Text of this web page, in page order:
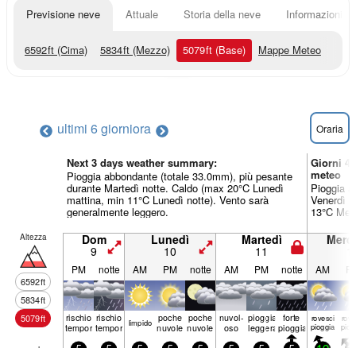
Previsione neve Attuale Storia della neve Informazioni
6592ft (Cima) 5834ft (Mezzo) 5079ft (Base) Mappe Meteo
ultimi 6 giorniora Oraria
Next 3 days weather summary:
Pioggia abbondante (totale 33.0mm), più pesante
durante Martedì notte. Caldo (max 20°C Lunedì
mattina, min 11°C Lunedì notte). Vento sarà
generalmente leggero.
Giorni
meteo
Pioggia
Venerdì
13°C
Altezza
6592ft
5834ft
5079ft
Dom
9
Lunedì
10
Martedì
11
PM notte AM PM notte AM PM notte AM
rischio
temporale
rischio
temporalelimp­ido poche
nuvole
poche
nuvole
nuvol-
oso
pioggia
leggera
forte
pioggia
rovesci
pioggia